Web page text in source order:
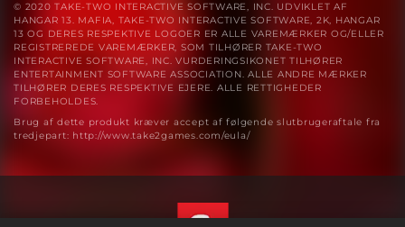
© 2020 TAKE-TWO INTERACTIVE SOFTWARE, INC. UDVIKLET AF
HANGAR 13. MAFIA, TAKE-TWO INTERACTIVE SOFTWARE, 2K, HANGAR
13 OG DERES RESPEKTIVE LOGOER ER ALLE VAREMÆRKER OG/ELLER
REGISTREREDE VAREMÆRKER, SOM TILHØRER TAKE-TWO
INTERACTIVE SOFTWARE, INC. VURDERINGSIKONET TILHØRER
ENTERTAINMENT SOFTWARE ASSOCIATION. ALLE ANDRE MÆRKER
TILHØRER DERES RESPEKTIVE EJERE. ALLE RETTIGHEDER
FORBEHOLDES.
Brug af dette produkt kræver accept af følgende slutbrugeraftale fra
tredjepart: http://www.take2games.com/eula/